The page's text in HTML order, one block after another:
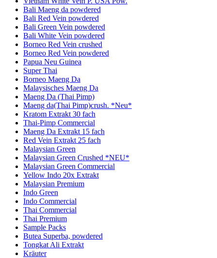
Bali Maeng da powdered
Bali Red Vein powdered
Bali Green Vein powdered
Bali White Vein powdered
Borneo Red Vein crushed
Borneo Red Vein powdered
Papua Neu Guinea
Super Thai
Borneo Maeng Da
Malaysisches Maeng Da
Maeng Da (Thai Pimp)
Maeng da(Thai Pimp)crush. *Neu*
Kratom Extrakt 30 fach
Thai-Pimp Commercial
Maeng Da Extrakt 15 fach
Red Vein Extrakt 25 fach
Malaysian Green
Malaysian Green Crushed *NEU*
Malaysian Green Commercial
Yellow Indo 20x Extrakt
Malaysian Premium
Indo Green
Indo Commercial
Thai Commercial
Thai Premium
Sample Packs
Butea Superba, powdered
Tongkat Ali Extrakt
Kräuter